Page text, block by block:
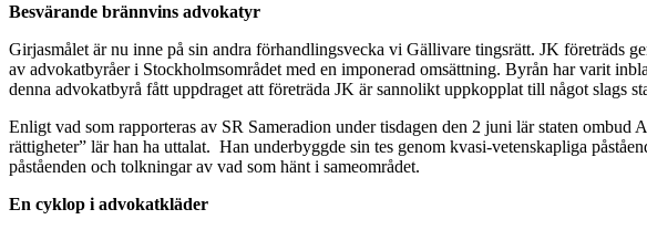
Besvärande brännvins advokatyr
Girjasmålet är nu inne på sin andra förhandlingsvecka vi Gällivare tingsrätt. JK företräds
av advokatbyråer i Stockholmsområdet med en imponerad omsättning. Byrån har varit
denna advokatbyrå fått uppdraget att företräda JK är sannolikt uppkopplat till något slags
Enligt vad som rapporteras av SR Sameradion under tisdagen den 2 juni lär staten
rättigheter” lär han ha uttalat. Han underbyggde sin tes genom kvasi-vetenskapliga
påståenden och tolkningar av vad som hänt i sameområdet.
En cyklop i advokatkläder